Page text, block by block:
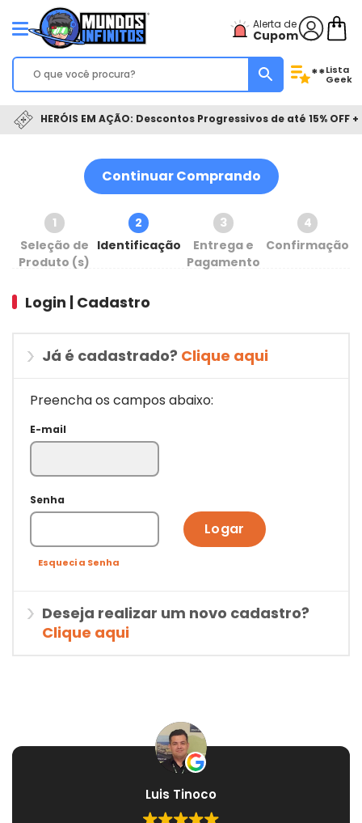
Alerta de
Cupom
**Lista
Geek
HERÓIS EM AÇÃO: Descontos Progressivos de até 15% OFF
Continuar Comprando
1
Seleção de
Produto (s)
2
Identificação
3
Entrega e
Pagamento
4
Confirmação
Login | Cadastro
Já é cadastrado? Clique aqui
Preencha os campos abaixo:
E-mail
Senha
Logar
Esqueci a Senha
Deseja realizar um novo cadastro?
Clique aqui
Luis Tinoco